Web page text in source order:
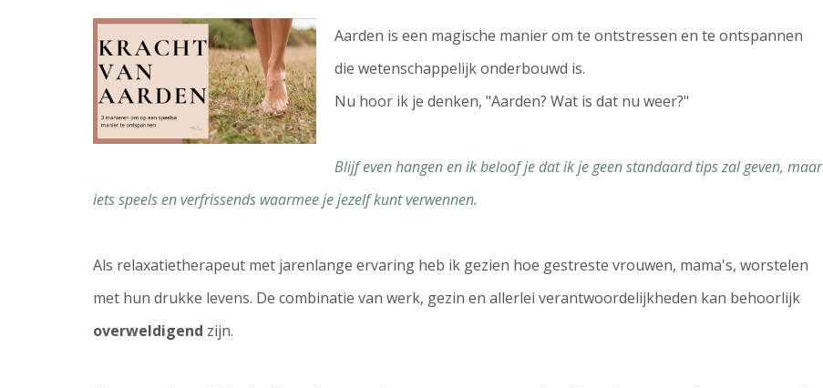
Aarden is een magische manier om te ontstressen en te ontspannen
die wetenschappelijk onderbouwd is.
Nu hoor ik je denken, "Aarden? Wat is dat nu weer?"
Blijf even hangen en ik beloof je dat ik je geen standaard tips zal geven, maar
iets speels en verfrissends waarmee je jezelf kunt verwennen.
Als relaxatietherapeut met jarenlange ervaring heb ik gezien hoe gestreste vrouwen, mama's, worstelen
met hun drukke levens. De combinatie van werk, gezin en allerlei verantwoordelijkheden kan behoorlijk
overweldigend zijn.